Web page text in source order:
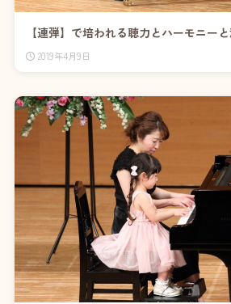
【連弾】で培われる聴力とハーモニー
2019年4月9日